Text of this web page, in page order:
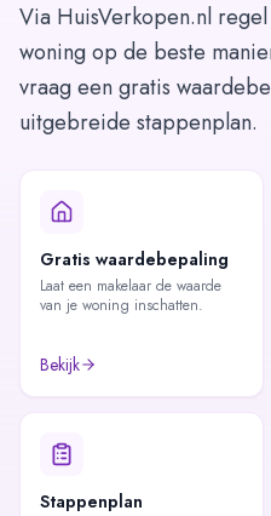
Via HuisVerkopen.nl
woning op de beste
vraag een gratis
uitgebreide stappenplan.
Gratis waardebepaling
Laat een makelaar de waarde
van je woning inschatten.
Bekijk
Stappenplan